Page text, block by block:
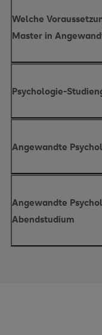
Abitur
Welche
Master in
Psychologie-
Angewandte
Angewandte
Abendstudium